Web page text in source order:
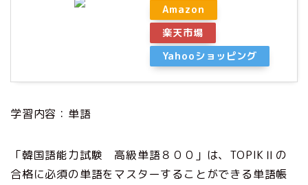
Amazon
楽天市場
Yahooショッピング
学習内容：単語
「韓国語能力試験 高級単語８００」は、TOPIKⅡの
合格に必須の単語をマスターすることができる単語帳